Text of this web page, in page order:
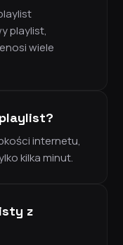
playlist,
wiele
internetu,
kilka minut.
z